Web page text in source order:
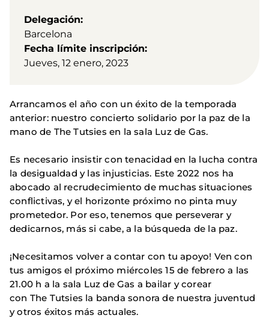
Delegación
Barcelona
Fecha límite inscripción
Jueves, 12 enero, 2023
Arrancamos el año con un éxito de la temporada
anterior: nuestro concierto solidario por la paz de la
mano de The Tutsies en la sala Luz de Gas.
Es necesario insistir con tenacidad en la lucha contra
la desigualdad y las injusticias. Este 2022 nos ha
abocado al recrudecimiento de muchas situaciones
conflictivas, y el horizonte próximo no pinta muy
prometedor. Por eso, tenemos que perseverar y
dedicarnos, más si cabe, a la búsqueda de la paz.
¡Necesitamos volver a contar con tu apoyo! Ven con
tus amigos el próximo miércoles 15 de febrero a las
21.00 h a la sala Luz de Gas a bailar y corear
con The Tutsies la banda sonora de nuestra juventud
y otros éxitos más actuales.